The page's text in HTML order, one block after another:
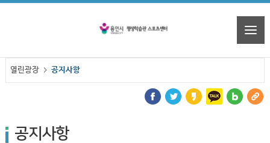
열린광장 공지사항
공지사항